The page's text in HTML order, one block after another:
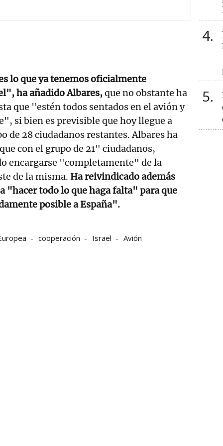
lo que ya tenemos oficialmente
ha añadido Albares,que no obstante ha
que "estén todos sentados en el avión y
si bien es previsible que hoy llegue a
de 28 ciudadanos restantes. Albares ha
con el grupo de 21" ciudadanos,
encargarse "completamente" de la
de la misma. Ha reivindicado además
"hacer todo lo que haga falta" para que
posible a España".
cooperación Israel Avión
4
5